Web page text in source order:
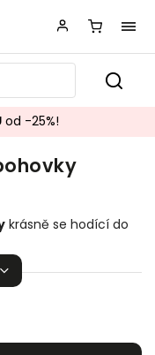
od -25%!
krásně se hodící do